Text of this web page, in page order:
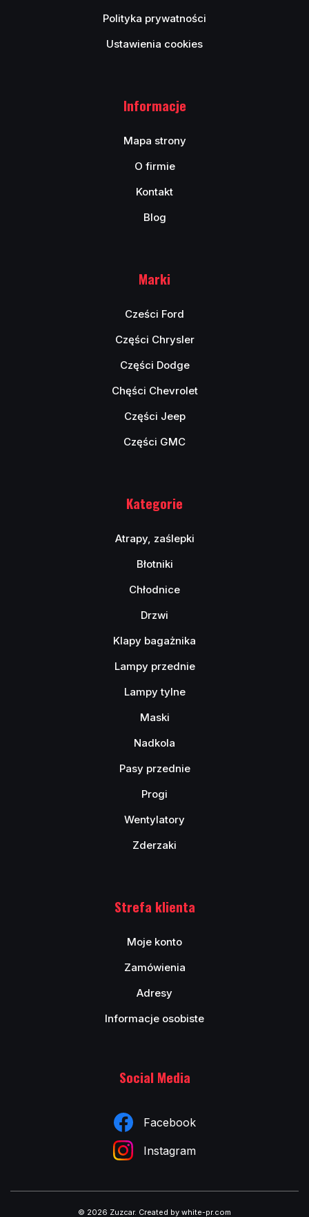
Polityka prywatności
Ustawienia cookies
Informacje
Mapa strony
O firmie
Kontakt
Blog
Marki
Cześci Ford
Części Chrysler
Części Dodge
Chęści Chevrolet
Części Jeep
Części GMC
Kategorie
Atrapy, zaślepki
Błotniki
Chłodnice
Drzwi
Klapy bagażnika
Lampy przednie
Lampy tylne
Maski
Nadkola
Pasy przednie
Progi
Wentylatory
Zderzaki
Strefa klienta
Moje konto
Zamówienia
Adresy
Informacje osobiste
Social Media
Facebook
Instagram
© 2026 Zuzcar. Created by white-pr.com